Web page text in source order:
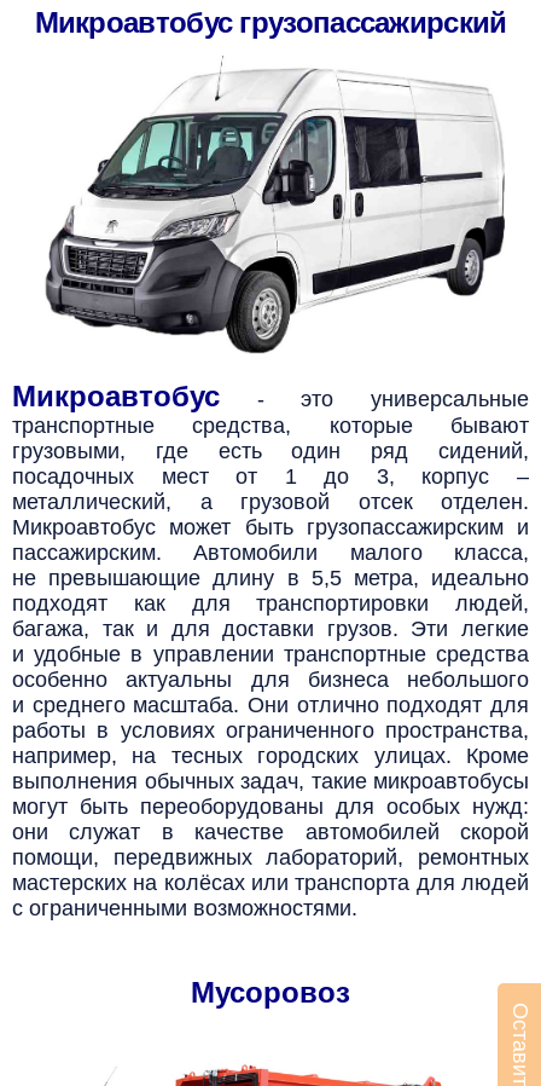
Микроавтобус грузопассажирский
Микроавтобус - это универсальные
транспортные средства, которые бывают
грузовыми, где есть один ряд сидений,
посадочных мест от 1 до 3, корпус –
металлический, а грузовой отсек отделен.
Микроавтобус может быть грузопассажирским и
пассажирским.Автомобили малого класса,
не превышающие длину в 5,5 метра, идеально
подходят как для транспортировки людей,
багажа, так и для доставки грузов. Эти легкие
и удобные в управлении транспортные средства
особенно актуальны для бизнеса небольшого
и среднего масштаба. Они отлично подходят для
работы в условиях ограниченного пространства,
например, на тесных городских улицах. Кроме
выполнения обычных задач, такие микроавтобусы
могут быть переоборудованы для особых нужд:
они служат в качестве автомобилей скорой
помощи, передвижных лабораторий, ремонтных
мастерских на колёсах или транспорта для людей
с ограниченными возможностями.
Мусоровоз